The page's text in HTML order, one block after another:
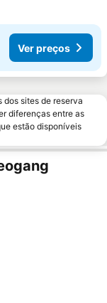
Ver preços
dos sites de reserva
diferenças entre as
estão disponíveis